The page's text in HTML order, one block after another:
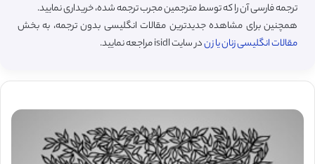
ترجمه فارسی آن را که توسط مترجمین مجرب ترجمه شده، خریداری نمایید.
همچنین برای مشاهده جدیدترین مقالات انگلیسی بدون ترجمه، به بخش
مقالات انگلیسی زنان یا زندر سایت isidl مراجعه نمایید.